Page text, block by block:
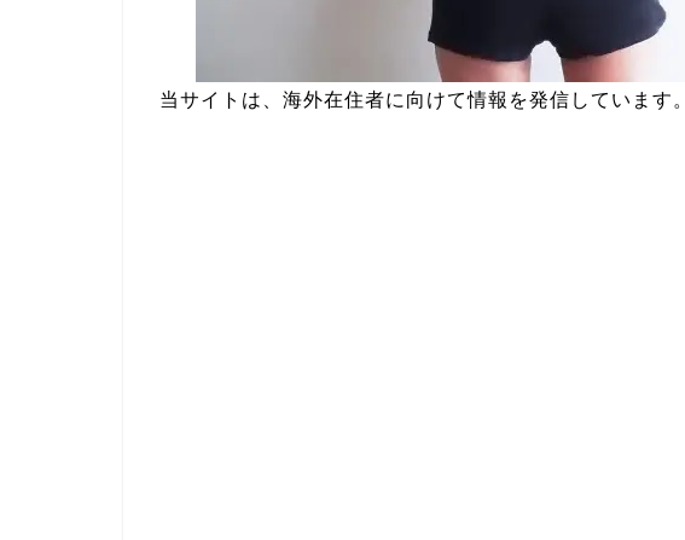
当サイトは、海外在住者に向けて情報を発信しています。